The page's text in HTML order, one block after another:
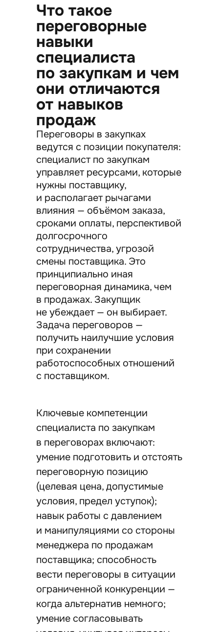
Что такое
переговорные
навыки
специалиста
по закупкам и чем
они отличаются
от навыков
продаж
Переговоры в закупках
ведутся с позиции покупателя:
специалист по закупкам
управляет ресурсами, которые
нужны поставщику,
и располагает рычагами
влияния — объёмом заказа,
сроками оплаты, перспективой
долгосрочного
сотрудничества, угрозой
смены поставщика. Это
принципиально иная
переговорная динамика, чем
в продажах. Закупщик
не убеждает — он выбирает.
Задача переговоров —
получить наилучшие условия
при сохранении
работоспособных отношений
с поставщиком.
Ключевые компетенции
специалиста по закупкам
в переговорах включают:
умение подготовить и отстоять
переговорную позицию
(целевая цена, допустимые
условия, предел уступок);
навык работы с давлением
и манипуляциями со стороны
менеджера по продажам
поставщика; способность
вести переговоры в ситуации
ограниченной конкуренции —
когда альтернатив немного;
умение согласовывать